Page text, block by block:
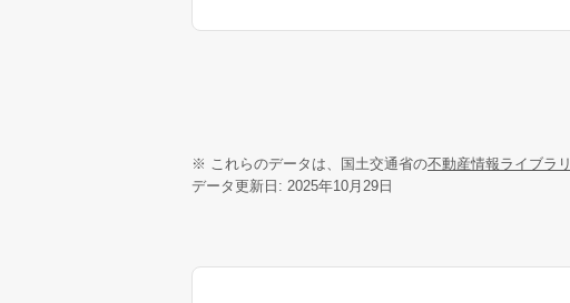
※ これらのデータは、国土交通省の不動産情報ライブラリ
データ更新日: 2025年10月29日